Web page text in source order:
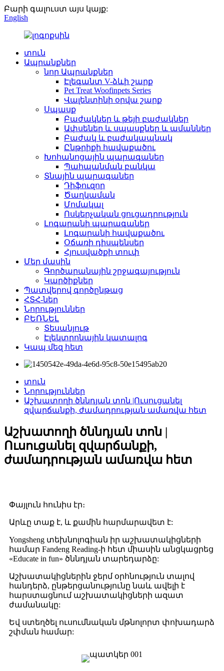
Բարի գալուստ այս կայք:
English
տուն
Ապրանքներ
նոր Ապրանքներ
Էլեգանտ V-ձևի շարք
Pet Treat Woofinpets Series
Վալենտինի օրվա շարք
Սպասք
Բաժակներ և թեյի բաժակներ
Ափսեներ և սպասքներ և ամաններ
Բաժակ և բաժակապնակ
Ընթրիքի հավաքածու
Խոհանոցային պարագաներ
Պահպանման բանկա
Տնային պարագաներ
Դիֆուզոր
Ծաղկաման
Մոմակալ
Ոսկերչական ցուցադրություն
Լոգարանի պարագաներ
Լոգարանի հավաքածու
Օճառի դիսպենսեր
Հյուսվածքի տուփ
Մեր մասին
Գործարանային շրջագայություն
Կարծիքներ
Պատվերով գործընթաց
ՀՏՀ-ներ
Նորություններ
ԲԵՌՆԵԼ
Տեսանյութ
Էլեկտրոնային կատալոգ
Կապ մեզ հետ
տուն
Նորություններ
Աշխատողի ծննդյան տոն |Ուսուցանել
զվարճանքի, ժամադրության ամառվա հետ
Աշխատողի ծննդյան տոն |
Ուսուցանել զվարճանքի,
ժամադրության ամառվա հետ
Փայլուն հունիս էր։
Արևը տաք է, և քամին հարմարավետ է:
Yongsheng տեխնոլոգիան իր աշխատակիցների
համար Fandeng Reading-ի հետ միասին անցկացրեց
«Educate in fun» ծննդյան տարեդարձը:
Աշխատակիցներին ջերմ օրհնություն տալով
հանդերձ, ընթերցանությունը նաև ավելի է
հարստացնում աշխատակիցների ազատ
ժամանակը:
Եվ ստեղծել ուսումնական մթնոլորտ փոխադարձ
շփման համար: